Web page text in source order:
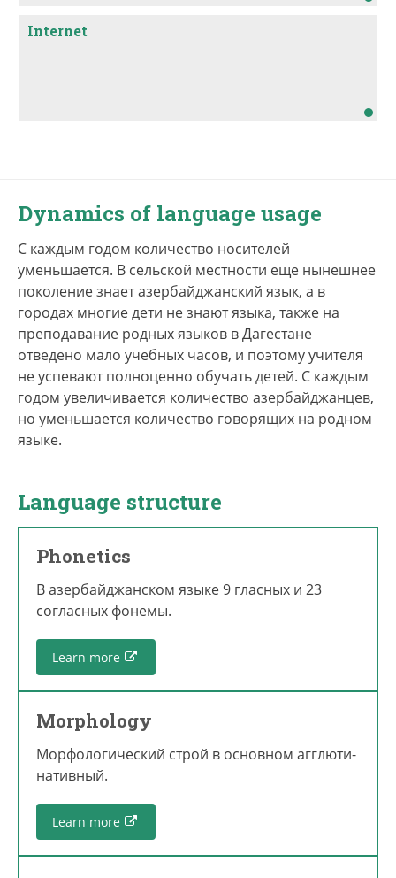
Internet
Dynamics of language usage
С каждым годом количество носителей
уменьшается. В сельской местности еще нынешнее
поколение знает азербайджанский язык, а в
городах многие дети не знают языка, также на
преподавание родных языков в Дагестане
отведено мало учебных часов, и поэтому учителя
не успевают полноценно обучать детей. С каждым
годом увеличивается количество азербайджанцев,
но уменьшается количество говорящих на родном
языке.
Language structure
Phonetics
В азербайджанском языке 9 гласных и 23
согласных фонемы.
Learn more
Morphology
Мор­фо­ло­гический строй в основном агг­лю­ти­
на­тив­ный.
Learn more